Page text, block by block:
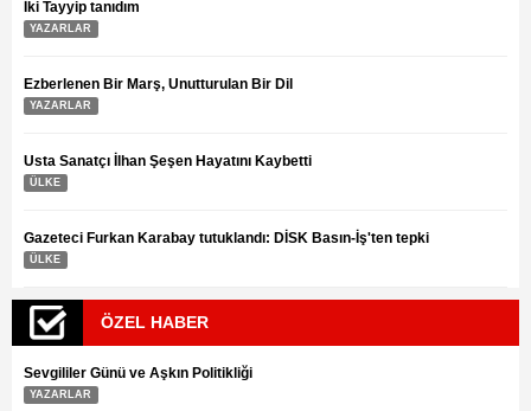
İki Tayyip tanıdım
YAZARLAR
Ezberlenen Bir Marş, Unutturulan Bir Dil
YAZARLAR
Usta Sanatçı İlhan Şeşen Hayatını Kaybetti
ÜLKE
Gazeteci Furkan Karabay tutuklandı: DİSK Basın-İş'ten tepki
ÜLKE
ÖZEL HABER
Sevgililer Günü ve Aşkın Politikliği
YAZARLAR